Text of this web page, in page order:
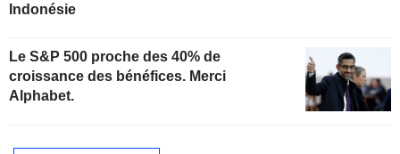
Indonésie
Le S&P 500 proche des 40% de
croissance des bénéfices. Merci
Alphabet.